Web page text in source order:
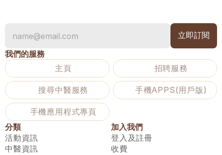
我們的服務
主頁
招聘服務
搜尋中醫服務 手機APPS(用戶版)
手機應用程式專頁
分類
活動資訊
中醫資訊
加入我們
登入及註冊
收費